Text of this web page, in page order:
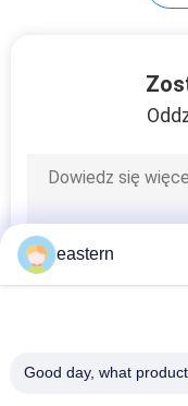
eastern
Good day, what